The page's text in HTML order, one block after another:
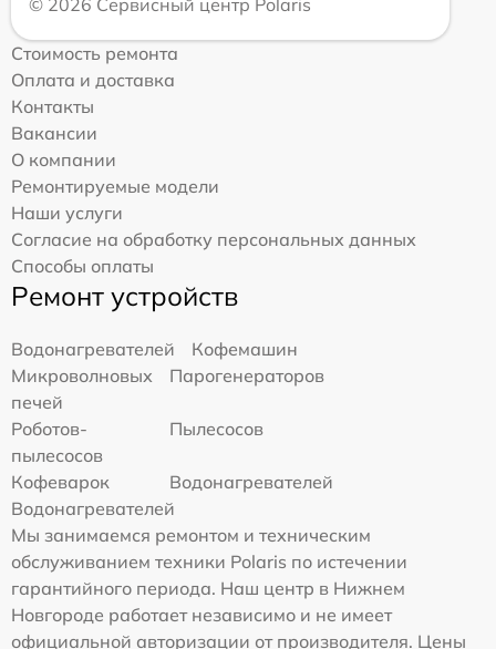
© 2026 Сервисный центр Polaris
Стоимость ремонта
Оплата и доставка
Контакты
Вакансии
О компании
Ремонтируемые модели
Наши услуги
Согласие на обработку персональных данных
Способы оплаты
Ремонт устройств
Водонагревателей
Кофемашин
Микроволновых
печей
Парогенераторов
Роботов-
пылесосов
Пылесосов
Кофеварок
Водонагревателей
Водонагревателей
Мы занимаемся ремонтом и техническим
обслуживанием техники Polaris по истечении
гарантийного периода. Наш центр в Нижнем
Новгороде работает независимо и не имеет
официальной авторизации от производителя. Цены